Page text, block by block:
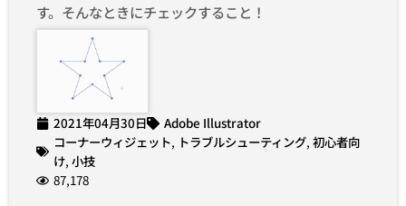
す。そんなときにチェックすること！
2021年04月30日
Adobe Illustrator
コーナーウィジェット, トラブルシューティング, 初心者向
け, 小技
87,178